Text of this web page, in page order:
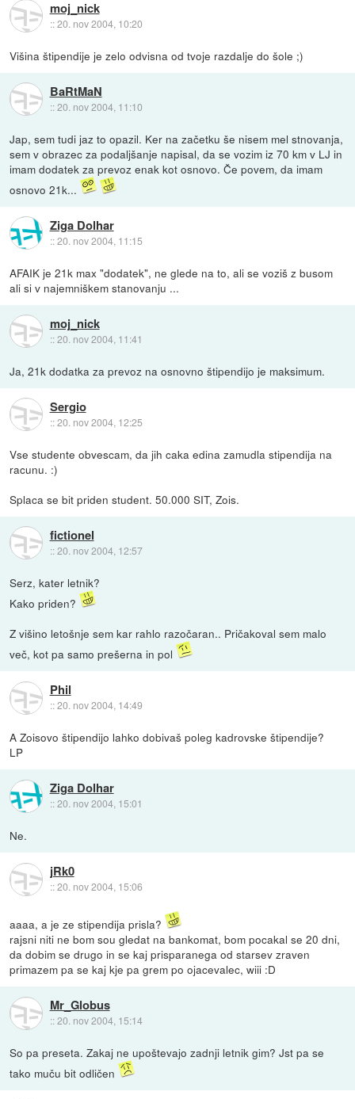
moj_nick
::20. nov 2004, 10:20
Višina štipendije je zelo odvisna od tvoje razdalje do šole ;)
BaRtMaN
::20. nov 2004, 11:10
Jap, sem tudi jaz to opazil. Ker na začetku še nisem mel stnovanja,
sem v obrazec za podaljšanje napisal, da se vozim iz 70 km v LJ in
imam dodatek za prevoz enak kot osnovo. Če povem, da imam
osnovo 21k...
Ziga Dolhar
::20. nov 2004, 11:15
AFAIK je 21k max "dodatek", ne glede na to, ali se voziš z busom
ali si v najemniškem stanovanju ...
moj_nick
::20. nov 2004, 11:41
Ja, 21k dodatka za prevoz na osnovno štipendijo je maksimum.
Sergio
::20. nov 2004, 12:25
Vse studente obvescam, da jih caka edina zamudla stipendija na
racunu. :)
Splaca se bit priden student. 50.000 SIT, Zois.
fictionel
::20. nov 2004, 12:57
Serz, kater letnik?
Kako priden?
Z višino letošnje sem kar rahlo razočaran.. Pričakoval sem malo
več, kot pa samo prešerna in pol
Phil
::20. nov 2004, 14:49
A Zoisovo štipendijo lahko dobivaš poleg kadrovske štipendije?
LP
Ziga Dolhar
::20. nov 2004, 15:01
Ne.
jRk0
::20. nov 2004, 15:06
aaaa, a je ze stipendija prisla?
rajsni niti ne bom sou gledat na bankomat, bom pocakal se 20 dni,
da dobim se drugo in se kaj prisparanega od starsev zraven
primazem pa se kaj kje pa grem po ojacevalec, wiii :D
Mr_Globus
::20. nov 2004, 15:14
So pa preseta. Zakaj ne upoštevajo zadnji letnik gim? Jst pa se
tako muču bit odličen